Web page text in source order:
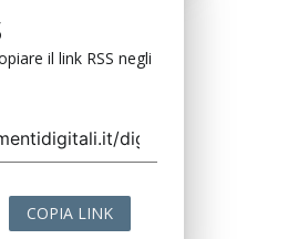
il link RSS negli
COPIA LINK